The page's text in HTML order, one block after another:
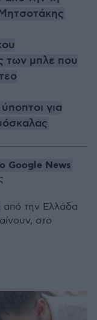
των μπλε που
για
Google News
από την Ελλάδα
στο